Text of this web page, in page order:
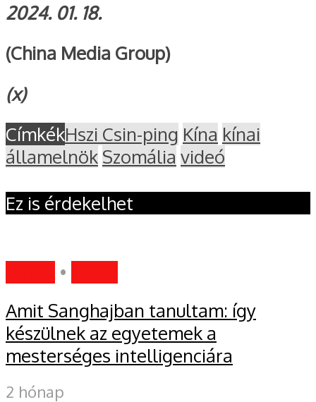
2024. 01. 18.
(China Media Group)
(x)
CímkékHszi Csin-ping Kína kínai
államelnök Szomália videó
Ez is érdekelhet
•
Amit Sanghajban tanultam: így
készülnek az egyetemek a
mesterséges intelligenciára
2 hónap